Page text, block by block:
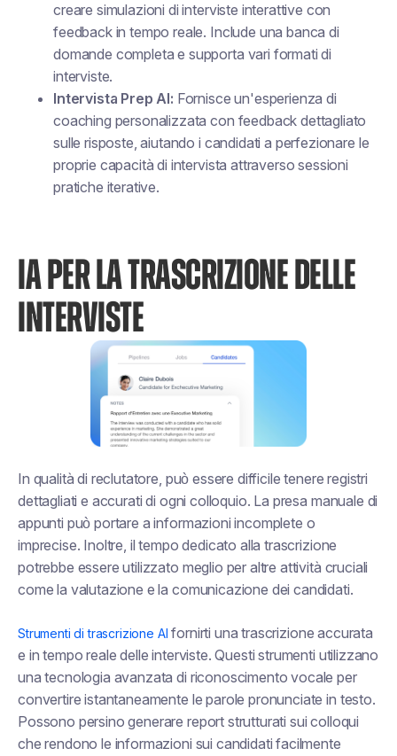
creare simulazioni di interviste interattive con
feedback in tempo reale. Include una banca di
domande completa e supporta vari formati di
interviste.
Intervista Prep AI: Fornisce un'esperienza di
coaching personalizzata con feedback dettagliato
sulle risposte, aiutando i candidati a perfezionare le
proprie capacità di intervista attraverso sessioni
pratiche iterative.
IA PER LA TRASCRIZIONE DELLE
INTERVISTE
In qualità di reclutatore, può essere difficile tenere registri
dettagliati e accurati di ogni colloquio. La presa manuale di
appunti può portare a informazioni incomplete o
imprecise. Inoltre, il tempo dedicato alla trascrizione
potrebbe essere utilizzato meglio per altre attività cruciali
come la valutazione e la comunicazione dei candidati.
Strumenti di trascrizione AIfornirti una trascrizione accurata
e in tempo reale delle interviste. Questi strumenti utilizzano
una tecnologia avanzata di riconoscimento vocale per
convertire istantaneamente le parole pronunciate in testo.
Possono persino generare report strutturati sui colloqui
che rendono le informazioni sui candidati facilmente